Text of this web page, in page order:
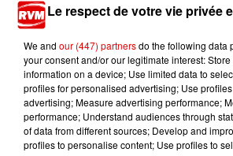
RIHANNA FEAT. SEAN
PAUL
BRUNO MARS
I Just Might
Le respect de votre vie privée
We and our (447) partnersdo the following data
your consent and/or our legitimate interest:
information on a device; Use limited data to
profiles for personalised advertising; Use
advertising; Measure advertising performance;
performance; Understand audiences through
of data from different sources; Develop and
profiles to personalise content; Use profiles to